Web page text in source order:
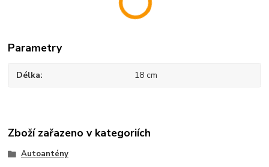
Parametry
Délka 18 cm
Zboží zařazeno v kategoriích
Autoantény